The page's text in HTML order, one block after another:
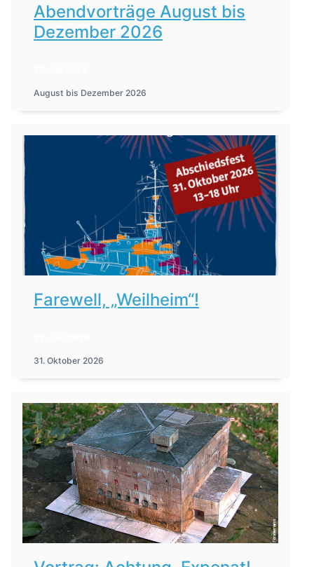
Abendvorträge August bis
Dezember 2026
August bis Dezember 2026
Farewell, „Weilheim“!
31. Oktober 2026